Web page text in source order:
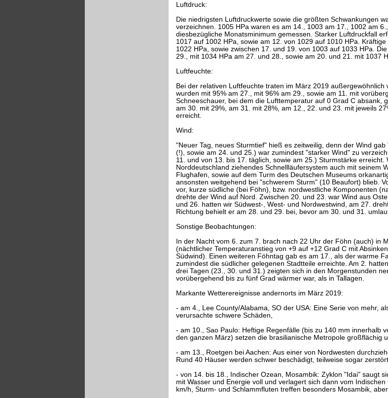
Luftdruck:
Die niedrigsten Luftdruckwerte sowie die größten Schwankungen
verzeichnen. 1005 HPa waren es am 14., 1003 am 17., 1002 am
diesbezügliche Monatsminimum gemessen. Starker Luftdruckfall
1017 auf 1002 HPa, sowie am 12. von 1029 auf 1010 HPa.
1022 HPa, sowie zwischen 17. und 19. von 1003 auf 1033 HPa.
29., mit 1034 HPa am 27. und 28., sowie am 20. und 21. mit 1037
Luftfeuchte:
Bei der relativen Luftfeuchte traten im März 2019
wurden mit 95% am 27., mit 96% am 29., sowie am 11. mit
Schneeschauer, bei dem die Lufttemperatur auf 0 Grad C absank,
am 30. mit 29%, am 31. mit 28%, am 12., 22. und 23. mit jeweils
erreicht.
Wind:
"Neuer Tag, neues Sturmtief" hieß es zeitweilig, denn der Wind
(!), sowie am 24. und 25.) war zumindest "starker Wind" zu
11. und von 13. bis 17. täglich, sowie am 25.) Sturmstärke
Norddeutschland ziehendes Schnellläufersystem auch mit seinem
Flughafen, sowie auf dem Turm des Deutschen Museums
ansonsten weitgehend bei "schwerem Sturm" (10 Beaufort) blieb.
vor, kurze südliche (bei Föhn), bzw. nordwestliche Komponenten
drehte der Wind auf Nord. Zwischen 20. und 23. war Wind aus
und 26. hatten wir Südwest-, West- und Nordwestwind, am 27.
Richtung behielt er am 28. und 29. bei, bevor am 30. und 31.
Sonstige Beobachtungen:
In der Nacht vom 6. zum 7. brach nach 22 Uhr der Föhn (auch) in
(nächtlicher Temperaturanstieg von +9 auf +12 Grad C mit
Südwind). Einen weiteren Föhntag gab es am 17., als der warme
zumindest die südlicher gelegenen Stadtteile erreichte. Am 2.
drei Tagen (23., 30. und 31.) zeigten sich in den Morgenstunden
vorübergehend bis zu fünf Grad wärmer war, als in Tallagen.
Markante Wetterereignisse andernorts im März 2019:
- am 4., Lee County/Alabama, SO der USA: Eine Serie von mehr,
verursachte schwere Schäden,
- am 10., Sao Paulo: Heftige Regenfälle (bis zu 140 mm innerhalb
den ganzen März) setzen die brasilianische Metropole großflächig
- am 13., Roetgen bei Aachen: Aus einer von Nordwesten
Rund 40 Häuser werden schwer beschädigt, teilweise sogar
- von 14. bis 18., Indischer Ozean, Mosambik: Zyklon "Idai" saugt
mit Wasser und Energie voll und verlagert sich dann vom
km/h, Sturm- und Schlammfluten treffen besonders Mosambik,